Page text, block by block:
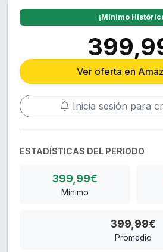
¡Mínimo
Ver oferta en
Inicia sesión para
ESTADÍSTICAS DEL PERIODO
399,99€
Mínimo
399,99€
Promedio